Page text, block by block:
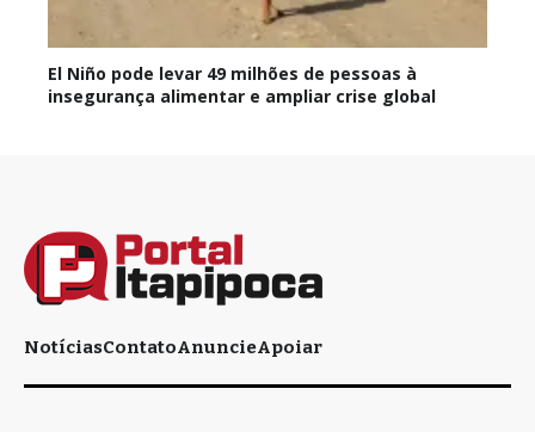
El Niño pode levar 49 milhões de pessoas à
insegurança alimentar e ampliar crise global
NotíciasContatoAnuncieApoiar